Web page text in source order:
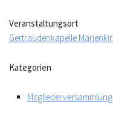
Veranstaltungsort
Gertraudenkapelle
Kategorien
Mitgliederversammlung